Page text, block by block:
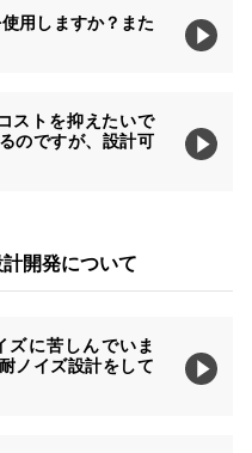
用しますか？また
ストを抑えたいで
のですが、設計可
開発について
ズに苦しんでいま
ノイズ設計をして